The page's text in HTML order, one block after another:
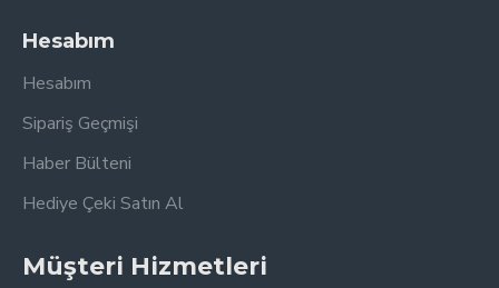
Hesabım
Hesabım
Sipariş Geçmişi
Haber Bülteni
Hediye Çeki Satın Al
Müşteri Hizmetleri